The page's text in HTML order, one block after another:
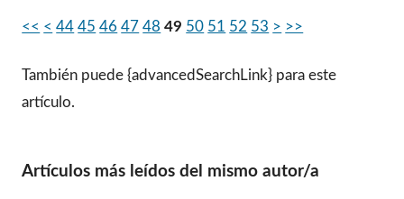
<< < 44 45 46 47 48 49 50 51 52 53 > >>
También puede {advancedSearchLink} para este
artículo.
Artículos más leídos del mismo autor/a